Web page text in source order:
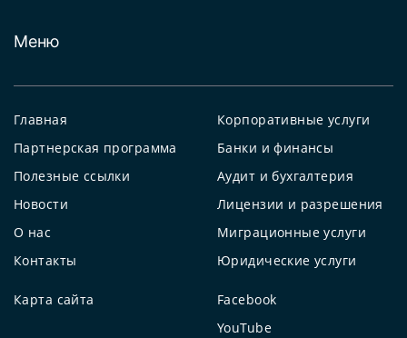
Меню
Главная
Партнерская программа
Полезные ссылки
Новости
О нас
Контакты
Корпоративные услуги
Банки и финансы
Аудит и бухгалтерия
Лицензии и разрешения
Миграционные услуги
Юридические услуги
Карта сайта
Facebook
YouTube